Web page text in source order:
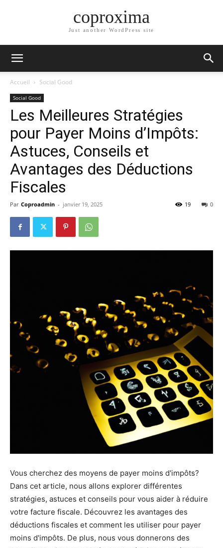
coproxima
Just another WordPress site
Accueil Social Good
Social Good
Les Meilleures Stratégies
pour Payer Moins d’Impôts:
Astuces, Conseils et
Avantages des Déductions
Fiscales
Par Coproadmin - janvier 19, 2025 0
19
Vous cherchez des moyens de payer moins d'impôts?
Dans cet article, nous allons explorer différentes
stratégies, astuces et conseils pour vous aider à réduire
votre facture fiscale. Découvrez les avantages des
déductions fiscales et comment les utiliser pour payer
moins d'impôts. De plus, nous vous donnerons des